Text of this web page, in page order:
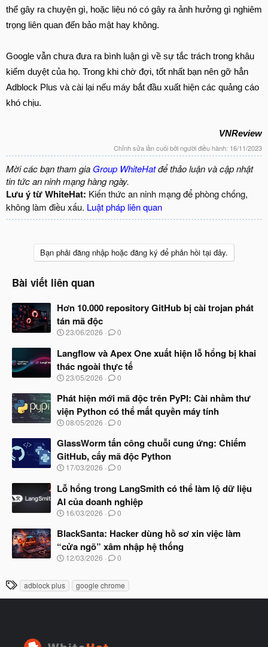
thể gây ra chuyện gì, hoặc liệu nó có gây ra ảnh hưởng gì nghiêm
trọng liên quan đến bảo mật hay không.
Google vẫn chưa đưa ra bình luận gì về sự tắc trách trong khâu
kiểm duyệt của họ. Trong khi chờ đợi, tốt nhất bạn nên gỡ hẳn
Adblock Plus và cài lại nếu máy bắt đầu xuất hiện các quảng cáo
khó chịu.
VNReview
Chỉnh sửa lần cuối bởi người điều hành: 16/11/2023
Mời các bạn tham gia Group WhiteHatđể thảo luận và cập nhật
tin tức an ninh mạng hàng ngày.
Lưu ý từ WhiteHat: Kiến thức an ninh mạng để phòng chống,
không làm điều xấu. Luật pháp liên quan
Bạn phải đăng nhập hoặc đăng ký để phản hồi tại đây.
Bài viết liên quan
Hơn 10.000 repository GitHub bị cài trojan phát
tán mã độc
N
à
y
b
ắ
đ
ầ
u
23/06/2026 0
Langflow và Apex One xuất hiện lỗ hổng bị khai
thác ngoài thực tế
N
à
b
ắ
đ
ầ
u
23/05/2026 0
Phát hiện mới mã độc trên PyPI: Cài nhầm thư
viện Python có thể mất quyền máy tính
N
à
b
ắ
đ
ầ
u
08/05/2026 0
GlassWorm tấn công chuỗi cung ứng: Chiếm
GitHub, cấy mã độc Python
N
à
y
b
ắ
đ
ầ
u
17/03/2026 0
Lỗ hổng trong LangSmith có thể làm lộ dữ liệu
AI của doanh nghiệp
N
à
y
b
ắ
đ
ầ
u
16/03/2026 0
BlackSanta: Hacker dùng hồ sơ xin việc làm
“cửa ngõ” xâm nhập hệ thống
N
u
12/03/2026 0
T
h
adblock plus google chrome